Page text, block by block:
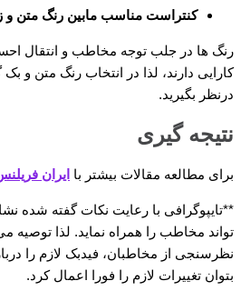
کنتراست مناسب مابین رنگ متن و
رنگ ها در جلب توجه مخاطب و انتقال
کارایی دارند، لذا در انتخاب رنگ متن و
درنظر بگیرید.
نتیجه گیری
برای مطالعه مقالات بیشتر با ایران
**تایپوگرافی با رعایت نکات گفته شده
تواند مخاطب را همراه نماید. لذا توصیه
نظرسنجی از مخاطبان، فیدبک لازم را
بتوان تغییرات لازم را فورا اعمال کرد.